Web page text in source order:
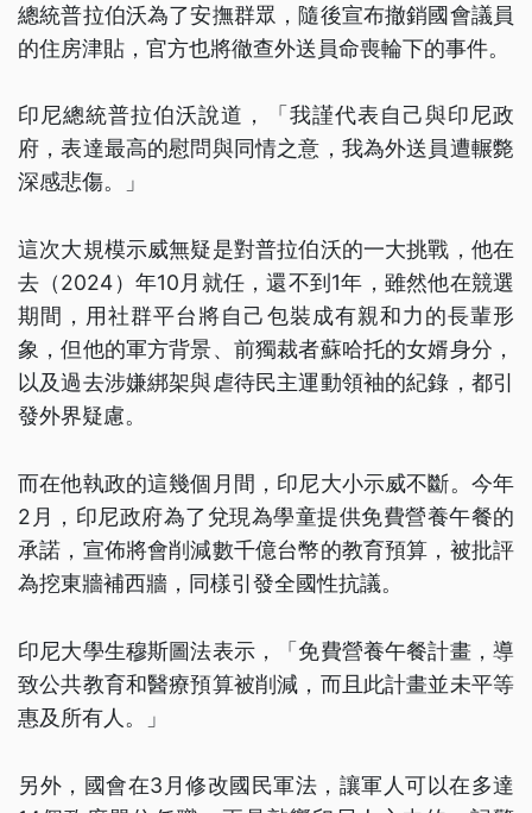
總統普拉伯沃為了安撫群眾，隨後宣布撤銷國會議員
的住房津貼，官方也將徹查外送員命喪輪下的事件。
印尼總統普拉伯沃說道，「我謹代表自己與印尼政
府，表達最高的慰問與同情之意，我為外送員遭輾斃
深感悲傷。」
這次大規模示威無疑是對普拉伯沃的一大挑戰，他在
去（2024）年10月就任，還不到1年，雖然他在競選
期間，用社群平台將自己包裝成有親和力的長輩形
象，但他的軍方背景、前獨裁者蘇哈托的女婿身分，
以及過去涉嫌綁架與虐待民主運動領袖的紀錄，都引
發外界疑慮。
而在他執政的這幾個月間，印尼大小示威不斷。今年
2月，印尼政府為了兌現為學童提供免費營養午餐的
承諾，宣佈將會削減數千億台幣的教育預算，被批評
為挖東牆補西牆，同樣引發全國性抗議。
印尼大學生穆斯圖法表示，「免費營養午餐計畫，導
致公共教育和醫療預算被削減，而且此計畫並未平等
惠及所有人。」
另外，國會在3月修改國民軍法，讓軍人可以在多達